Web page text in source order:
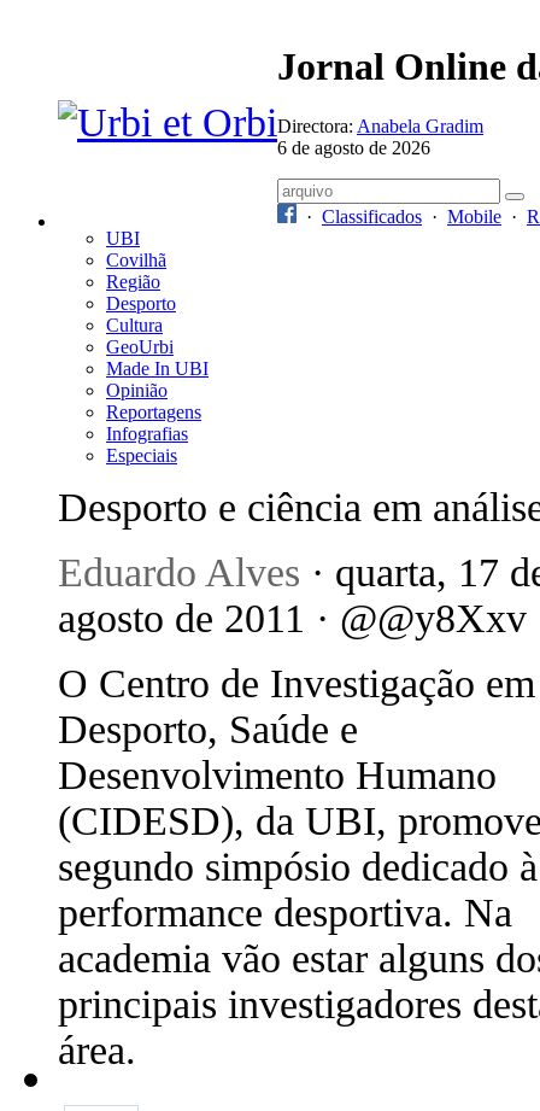
Jornal Online
Directora: Anabela Gradim
6 de agosto de 2026
· Classificados · Mobile ·
UBI
Covilhã
Região
Desporto
Cultura
GeoUrbi
Made In UBI
Opinião
Reportagens
Infografias
Especiais
Desporto e ciência em
Eduardo Alves · quarta, 17
agosto de 2011 · @@y8Xxv
O Centro de Investigação em
Desporto, Saúde e
Desenvolvimento Humano
(CIDESD), da UBI,
segundo simpósio dedicado à
performance desportiva. Na
academia vão estar alguns
principais investigadores
área.